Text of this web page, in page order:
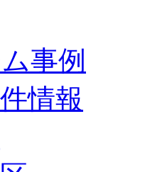
事例
情報